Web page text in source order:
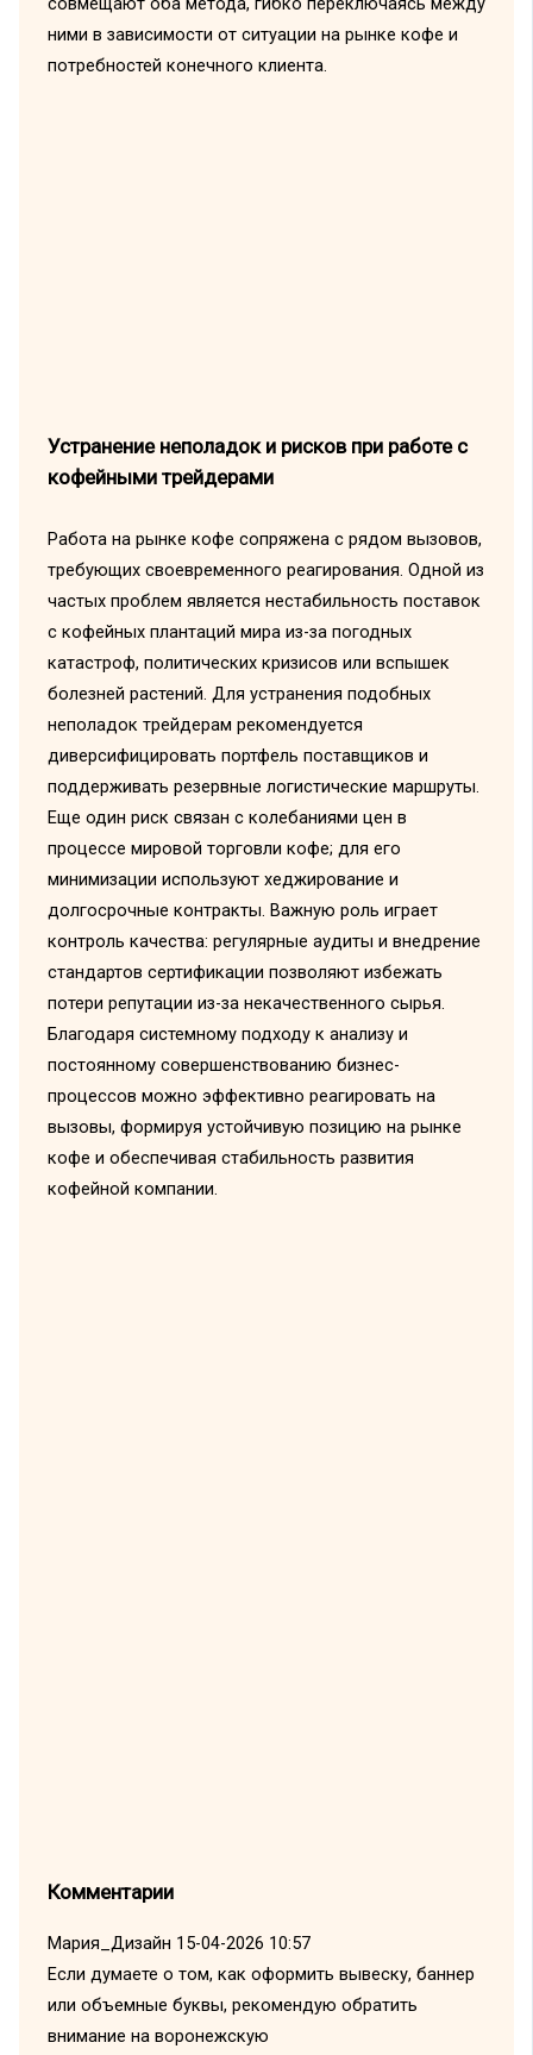
ними в зависимости от ситуации на рынке кофе и
потребностей конечного клиента.
Устранение неполадок и рисков при работе с
кофейными трейдерами
Работа на рынке кофе сопряжена с рядом вызовов,
требующих своевременного реагирования. Одной из
частых проблем является нестабильность поставок
с кофейных плантаций мира из-за погодных
катастроф, политических кризисов или вспышек
болезней растений. Для устранения подобных
неполадок трейдерам рекомендуется
диверсифицировать портфель поставщиков и
поддерживать резервные логистические маршруты.
Еще один риск связан с колебаниями цен в
процессе мировой торговли кофе; для его
минимизации используют хеджирование и
долгосрочные контракты. Важную роль играет
контроль качества: регулярные аудиты и внедрение
стандартов сертификации позволяют избежать
потери репутации из-за некачественного сырья.
Благодаря системному подходу к анализу и
постоянному совершенствованию бизнес-
процессов можно эффективно реагировать на
вызовы, формируя устойчивую позицию на рынке
кофе и обеспечивая стабильность развития
кофейной компании.
Комментарии
Мария_Дизайн 15-04-2026 10:57
Если думаете о том, как оформить вывеску, баннер
или объемные буквы, рекомендую обратить
внимание на воронежскую